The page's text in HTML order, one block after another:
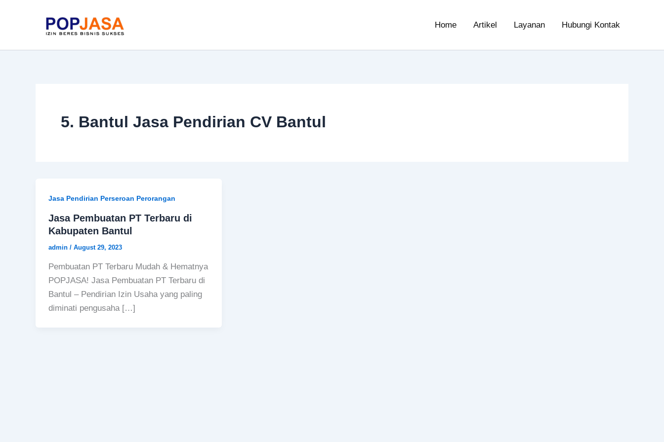
Home Artikel Layanan Hubungi Kontak
5. Bantul Jasa Pendirian CV Bantul
Jasa Pendirian Perseroan Perorangan
Jasa Pembuatan PT Terbaru di
Kabupaten Bantul
admin / August 29, 2023
Pembuatan PT Terbaru Mudah & Hematnya
POPJASA! Jasa Pembuatan PT Terbaru di
Bantul – Pendirian Izin Usaha yang paling
diminati pengusaha […]